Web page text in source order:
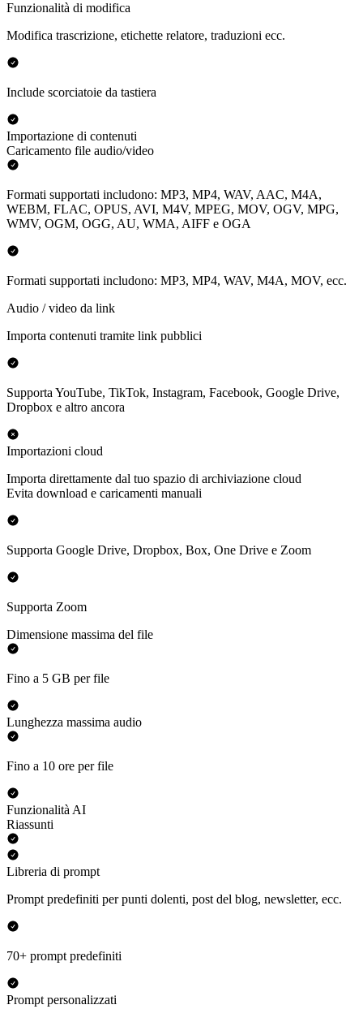
Funzionalità di modifica
Modifica trascrizione, etichette relatore, traduzioni ecc.
Include scorciatoie da tastiera
Importazione di contenuti
Caricamento file audio/video
Formati supportati includono: MP3, MP4, WAV, AAC, M4A,
WEBM, FLAC, OPUS, AVI, M4V, MPEG, MOV, OGV, MPG,
WMV, OGM, OGG, AU, WMA, AIFF e OGA
Formati supportati includono: MP3, MP4, WAV, M4A, MOV, ecc.
Audio / video da link
Importa contenuti tramite link pubblici
Supporta YouTube, TikTok, Instagram, Facebook, Google Drive,
Dropbox e altro ancora
Importazioni cloud
Importa direttamente dal tuo spazio di archiviazione cloud
Evita download e caricamenti manuali
Supporta Google Drive, Dropbox, Box, One Drive e Zoom
Supporta Zoom
Dimensione massima del file
Fino a 5 GB per file
Lunghezza massima audio
Fino a 10 ore per file
Funzionalità AI
Riassunti
Libreria di prompt
Prompt predefiniti per punti dolenti, post del blog, newsletter, ecc.
70+ prompt predefiniti
Prompt personalizzati